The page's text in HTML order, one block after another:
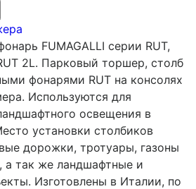
FUMAGALLI серии RUT,
2L. Парковый торшер, столб
фонарями RUT на консолях
Используются для
освещения в
установки столбиков
дорожки, тротуары, газоны
а так же ландшафтные и
Изготовлены в Италии, по